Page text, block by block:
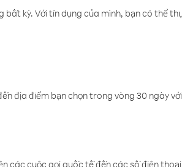
kỳ. Với tín dụng của mình, bạn có thể
địa điểm bạn chọn trong vòng 30 ngày
các cuộc gọi quốc tế đến các số điện